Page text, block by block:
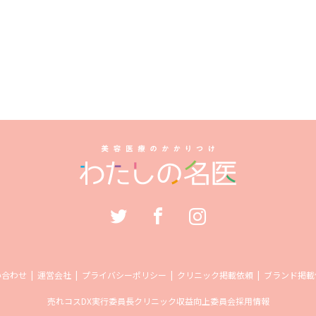
わせ 運営会社 プライバシーポリシー クリニック掲載依頼 ブランド掲
売れコスDX実行委員長クリニック収益向上委員会採用情報